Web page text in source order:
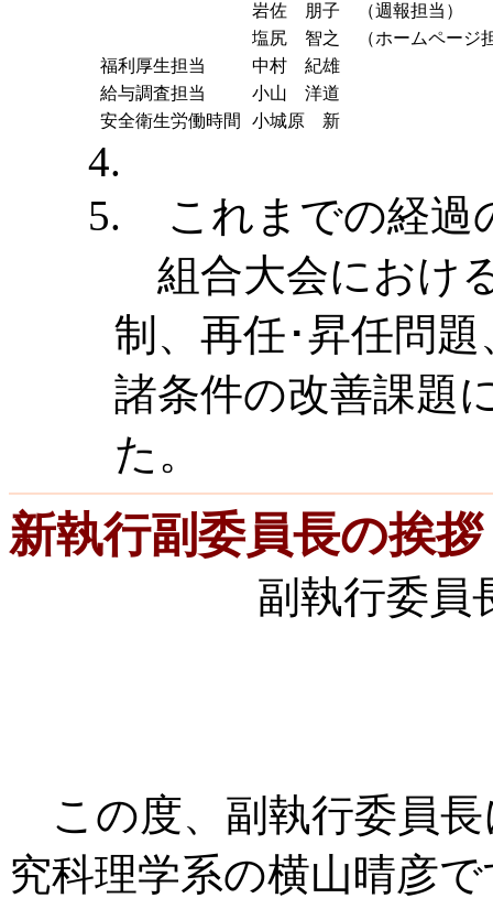
岩佐 朋子 （週報担当）
塩尻 智之 （ホームページ
福利厚生担当
中村 紀雄
給与調査担当
小山 洋道
安全衛生労働時間
小城原 新
4.
5.
これまでの経過
組合大会におけ
制、再任･昇任問
諸条件の改善課題
た。
新執行副委員長の挨拶
副執行委員
この度、副執行委員
究科理学系の横山晴彦